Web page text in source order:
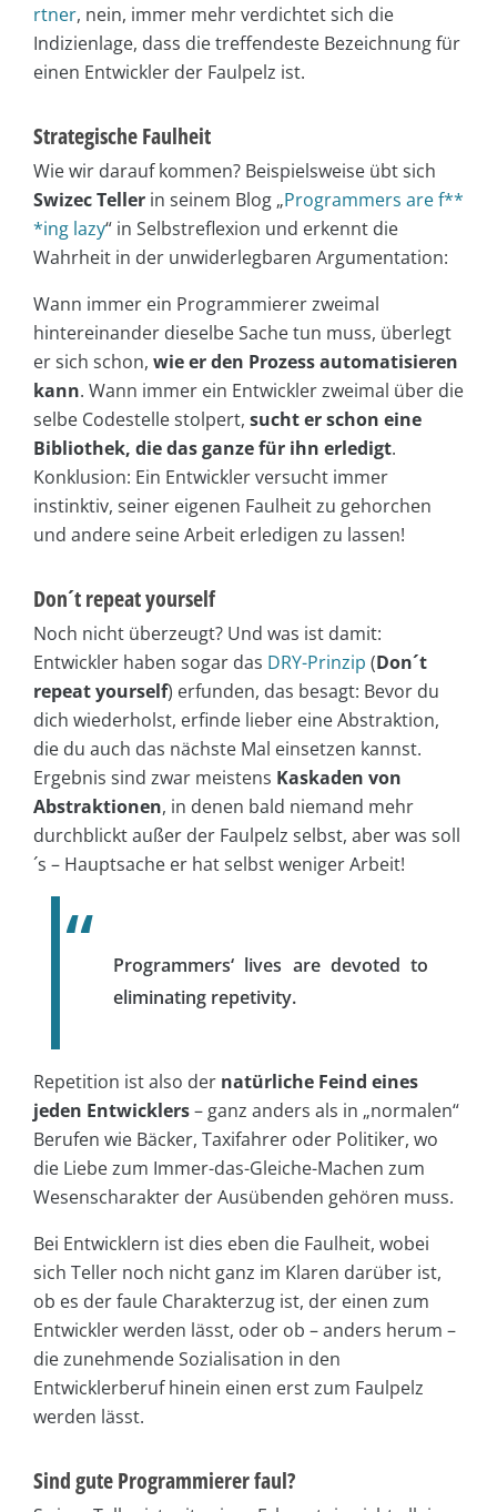
rtner, nein, immer mehr verdichtet sich die
Indizienlage, dass die treffendeste Bezeichnung für
einen Entwickler der Faulpelz ist.
Strategische Faulheit
Wie wir darauf kommen? Beispielsweise übt sich
Swizec Teller in seinem Blog „Programmers are f**
*ing lazy“ in Selbstreflexion und erkennt die
Wahrheit in der unwiderlegbaren Argumentation:
Wann immer ein Programmierer zweimal
hintereinander dieselbe Sache tun muss, überlegt
er sich schon, wie er den Prozess automatisieren
kann. Wann immer ein Entwickler zweimal über die
selbe Codestelle stolpert, sucht er schon eine
Bibliothek, die das ganze für ihn erledigt.
Konklusion: Ein Entwickler versucht immer
instinktiv, seiner eigenen Faulheit zu gehorchen
und andere seine Arbeit erledigen zu lassen!
Don´t repeat yourself
Noch nicht überzeugt? Und was ist damit:
Entwickler haben sogar das DRY-Prinzip (Don´t
repeat yourself) erfunden, das besagt: Bevor du
dich wiederholst, erfinde lieber eine Abstraktion,
die du auch das nächste Mal einsetzen kannst.
Ergebnis sind zwar meistens Kaskaden von
Abstraktionen, in denen bald niemand mehr
durchblickt außer der Faulpelz selbst, aber was soll
´s – Hauptsache er hat selbst weniger Arbeit!
Programmers‘ lives are devoted to
eliminating repetivity.
Repetition ist also der natürliche Feind eines
jeden Entwicklers– ganz anders als in „normalen“
Berufen wie Bäcker, Taxifahrer oder Politiker, wo
die Liebe zum Immer-das-Gleiche-Machen zum
Wesenscharakter der Ausübenden gehören muss.
Bei Entwicklern ist dies eben die Faulheit, wobei
sich Teller noch nicht ganz im Klaren darüber ist,
ob es der faule Charakterzug ist, der einen zum
Entwickler werden lässt, oder ob – anders herum –
die zunehmende Sozialisation in den
Entwicklerberuf hinein einen erst zum Faulpelz
werden lässt.
Sind gute Programmierer faul?